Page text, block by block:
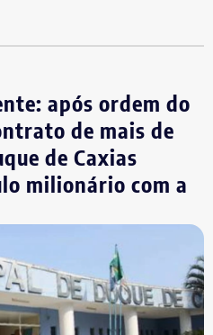
especialmente no
na Baixada Fluminense,
como
de medidas mais rígidas
de ações voltadas
lesivas aos
o documento, esse
represálias,
de veículos blindados.
ao endurecimento das
após ordem do
de mais de
de Caxias
milionário com a